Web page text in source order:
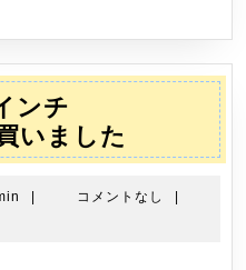
買
い
し
ンチ
いました
98
内
admin
| コメントなし
|